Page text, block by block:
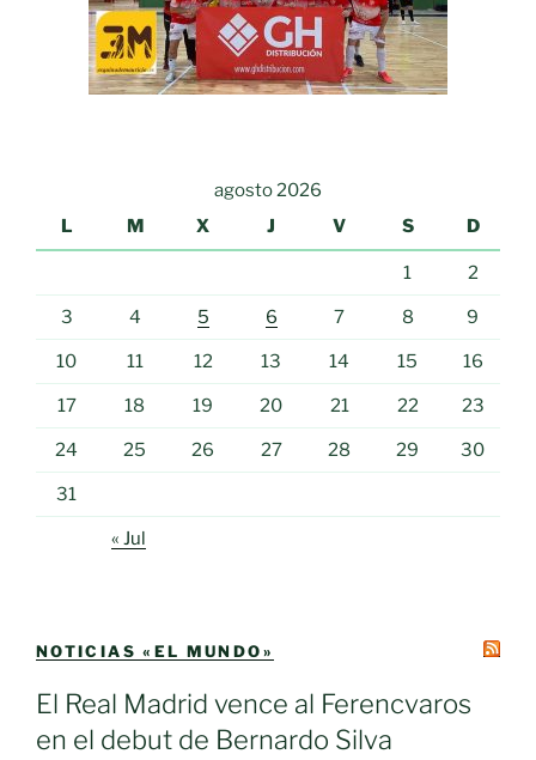
agosto 2026
L
M X J V S D
1 2
3 4 5 6 7 8 9
10 11 12 13 14 15 16
17 18 19 20 21 22 23
24 25 26 27 28 29 30
31
« Jul
NOTICIAS «EL MUNDO»
El Real Madrid vence al Ferencvaros
en el debut de Bernardo Silva